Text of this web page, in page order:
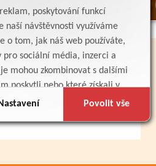
poskytování funkcí
naší návštěvnosti využíváme
o tom, jak náš web používáte,
sociální média, inzerci a
mohou zkombinovat s dalšími
poskytli nebo které získali v
jejich služby.
Povolit vše